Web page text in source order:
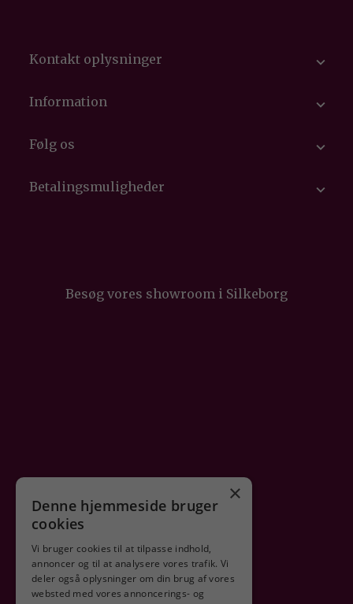
Kontakt oplysninger 
Information 
Følg os 
Betalingsmuligheder 
Besøg vores showroom i Silkeborg
Sikker shopping
×
Denne hjemmeside bruger
cookies
Vi bruger cookies til at tilpasse indhold,
annoncer og til at analysere vores trafik. Vi
deler også oplysninger om din brug af vores
websted med vores annoncerings- og